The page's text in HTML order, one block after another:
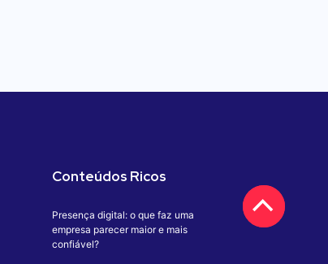
Conteúdos Ricos
Presença digital: o que faz uma
empresa parecer maior e mais
confiável?